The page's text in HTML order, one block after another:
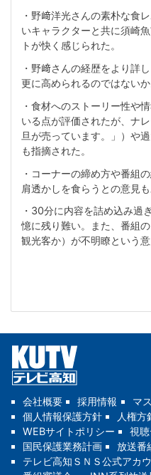
・野﨑洋光さんの素朴な食
いキャラクターと共に須崎
トが快く感じられた。
・野﨑さんの経歴をより詳
更に高められるのではないか
・食材へのストーリー性や
いる点が評価されたが、ナ
旦が売っています。」）や
も指摘された。
・コーナーの締め方や番組
肩透かしを食らうとの意見も
・30分に内容を詰め込み過
憶に残り難い。また、番組
観光客か）が不明瞭という意
会社概要 採用情報 マ
個人情報保護方針
人権方
WEBサイトポリシー
視
国民保護業務計画
放送番
テレビ高知ＳＮＳ公式アカ